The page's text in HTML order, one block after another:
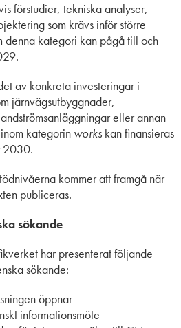
förstudier, tekniska analyser,
som krävs inför större
denna kategori kan pågå till och
av konkreta investeringar i
järnvägsutbyggnader,
eller annan
kategorin works kan finansieras
2030.
kommer att framgå när
publiceras.
sökande
har presenterat följande
sökande:
öppnar
informationsmöte